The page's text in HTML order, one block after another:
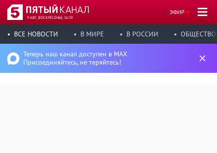
9 АВГ, ВОСКРЕСЕНЬЕ, 16:39
ЭФИР
ВСЕ НОВОСТИ В МИРЕ В РОССИИ ОБЩЕСТВО
Теперь наш канал доступен в MAX
Присоединяйтесь, не теряйтесь!